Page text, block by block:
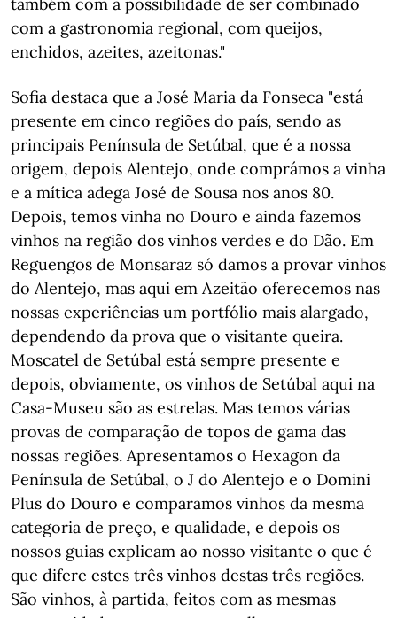
com a gastronomia regional, com queijos,
enchidos, azeites, azeitonas."
Sofia destaca que a José Maria da Fonseca "está
presente em cinco regiões do país, sendo as
principais Península de Setúbal, que é a nossa
origem, depois Alentejo, onde comprámos a vinha
e a mítica adega José de Sousa nos anos 80.
Depois, temos vinha no Douro e ainda fazemos
vinhos na região dos vinhos verdes e do Dão. Em
Reguengos de Monsaraz só damos a provar vinhos
do Alentejo, mas aqui em Azeitão oferecemos nas
nossas experiências um portfólio mais alargado,
dependendo da prova que o visitante queira.
Moscatel de Setúbal está sempre presente e
depois, obviamente, os vinhos de Setúbal aqui na
Casa-Museu são as estrelas. Mas temos várias
provas de comparação de topos de gama das
nossas regiões. Apresentamos o Hexagon da
Península de Setúbal, o J do Alentejo e o Domini
Plus do Douro e comparamos vinhos da mesma
categoria de preço, e qualidade, e depois os
nossos guias explicam ao nosso visitante o que é
que difere estes três vinhos destas três regiões.
São vinhos, à partida, feitos com as mesmas